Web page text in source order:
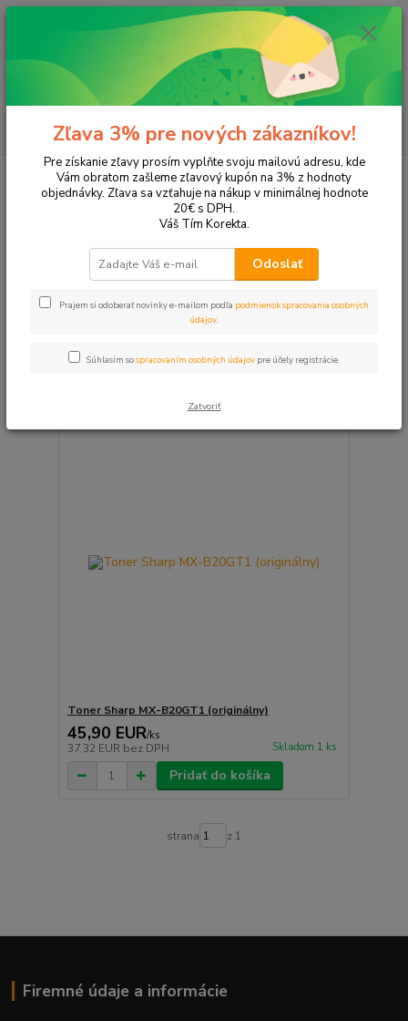
Hľadať
ks
za 0,00 EUR
Tonery a náplne do tlačiarní Sharp MX-B200
Upresniť parametre
Najdrahšie
Zobrazujem 1-1 z 1
Toner Sharp MX-B20GT1 (originálny)
45,90 EUR/ks
37,32 EUR bez DPH Skladom 1 ks
Pridať do košíka
strana z 1
Firemné údaje a informácie
Zľava 3% pre nových zákazníkov!
Pre získanie zľavy prosím vyplňte svoju mailovú adresu, kde
Vám obratom zašleme zľavový kupón na 3% z hodnoty
objednávky. Zľava sa vzťahuje na nákup v minimálnej hodnote
20€ s DPH.
Váš Tím Korekta.
Odoslať
Prajem si odoberať novinky e-mailom podľa podmienok spracovania osobných
údajov.
Súhlasím sospracovaním osobných údajov pre účely registrácie.
Zatvoriť